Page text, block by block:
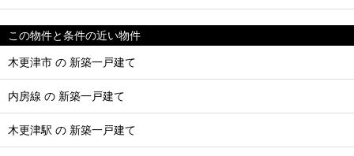
この物件と条件の近い物件
木更津市 の 新築一戸建て
内房線 の 新築一戸建て
木更津駅 の 新築一戸建て